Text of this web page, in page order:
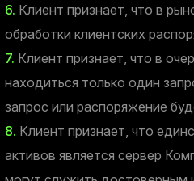
6. Клиент признает, что в
обработки клиентских
7. Клиент признает, что в
находиться только один
запрос или распоряжение
8. Клиент признает, что
активов является сервер